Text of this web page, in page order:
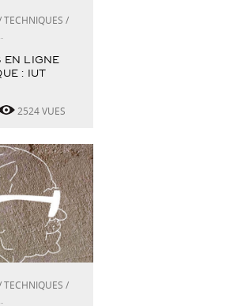
/
EN LIGNE
: IUT
2524 VUES
/